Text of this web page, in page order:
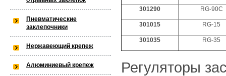
301290 RG-90C
301015 RG-15
301035 RG-35
Регуляторы
Пневматические
заклепочники
Нержавеющий крепеж
Алюминиевый крепеж
the allowed path(s): (/var/www/
k97/data/www/old.privarka-
k97.ru/bitrix/modules/main/lib/